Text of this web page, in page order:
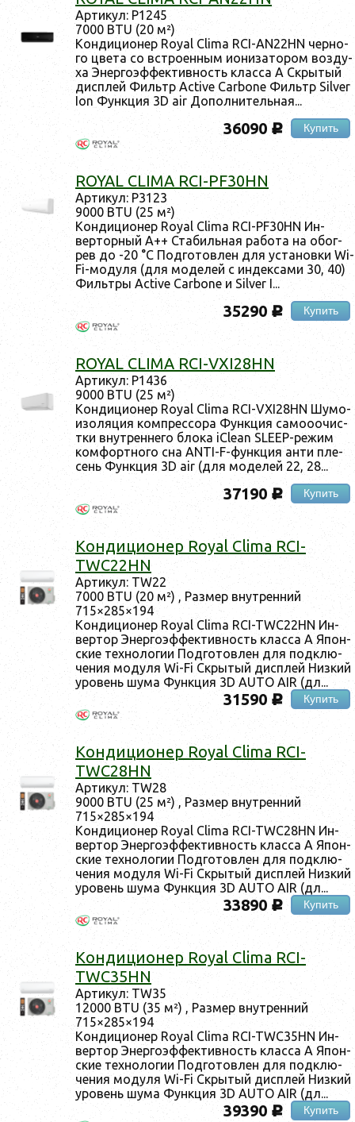
Ар­ти­кул: Р1245
7000 BTU (20 м²)
Кон­ди­ци­онер Royal Clima RCI-AN22HN чер­но­
го цве­та со встро­ен­ным и­они­зато­ром воз­ду­
ха Энер­го­эф­фектив­ность клас­са А Скры­тый
дис­плей Филь­тр Active Carbone Филь­тр Silver
Ion Фун­кция 3D air До­пол­ни­тель­ная...
36090c Купить
ROYAL CLIMA RCI-PF30HN
Ар­ти­кул: Р3123
9000 BTU (25 м²)
Кон­ди­ци­онер Royal Clima RCI-PF30HN Ин­
вертор­ный A++ Ста­биль­ная ра­бота на обог­
рев до -20 °С Под­го­тов­лен для ус­та­нов­ки Wi-
Fi-мо­дуля (для мо­делей с ин­декса­ми 30, 40)
Филь­тры Active Carbone и Silver I...
35290 c Купить
ROYAL CLIMA RCI-VXI28HN
Ар­ти­кул: Р1436
9000 BTU (25 м²)
Кон­ди­ци­онер Royal Clima RCI-VXI28HN Шу­мо­
изо­ляция ком­прес­со­ра Фун­кция са­мо­оочис­
тки внут­ренне­го бло­ка iClean SLEEP-ре­жим
ком­фор­тно­го сна ANTI-F-фун­кция ан­ти пле­
сень Фун­кция 3D air (для мо­делей 22, 28...
37190 c Купить
Кон­ди­ци­онер Royal Clima RCI-
TWC22HN
Ар­ти­кул: TW22
7000 BTU (20 м²) , Раз­мер внут­ренний
715×285×194
Кон­ди­ци­онер Royal Clima RCI-TWC22HN Ин­
вертор Энер­го­эф­фектив­ность клас­са А Япон­
ские тех­но­логии Под­го­тов­лен для под­клю­
чения мо­дуля Wi-Fi Скры­тый дис­плей Низ­кий
уро­вень шу­ма Фун­кция 3D AUTO AIR (дл...
31590 c Купить
Кон­ди­ци­онер Royal Clima RCI-
TWC28HN
Ар­ти­кул: TW28
9000 BTU (25 м²) , Раз­мер внут­ренний
715×285×194
Кон­ди­ци­онер Royal Clima RCI-TWC28HN Ин­
вертор Энер­го­эф­фектив­ность клас­са А Япон­
ские тех­но­логии Под­го­тов­лен для под­клю­
чения мо­дуля Wi-Fi Скры­тый дис­плей Низ­кий
уро­вень шу­ма Фун­кция 3D AUTO AIR (дл...
33890 c Купить
Кон­ди­ци­онер Royal Clima RCI-
TWC35HN
Ар­ти­кул: TW35
12000 BTU (35 м²) , Раз­мер внут­ренний
715×285×194
Кон­ди­ци­онер Royal Clima RCI-TWC35HN Ин­
вертор Энер­го­эф­фектив­ность клас­са А Япон­
ские тех­но­логии Под­го­тов­лен для под­клю­
чения мо­дуля Wi-Fi Скры­тый дис­плей Низ­кий
уро­вень шу­ма Фун­кция 3D AUTO AIR (дл...
39390 c Купить